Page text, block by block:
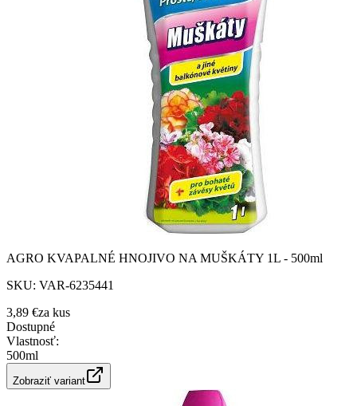
AGRO KVAPALNÉ HNOJIVO NA MUŠKÁTY 1L - 500ml
SKU: VAR-6235441
3,89 €za kus
Dostupné
Vlastnosť:
500ml
Zobraziť variant